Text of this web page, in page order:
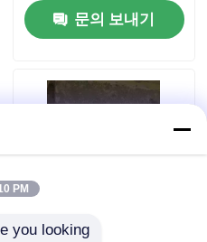
문의 보내기
PM
you looking